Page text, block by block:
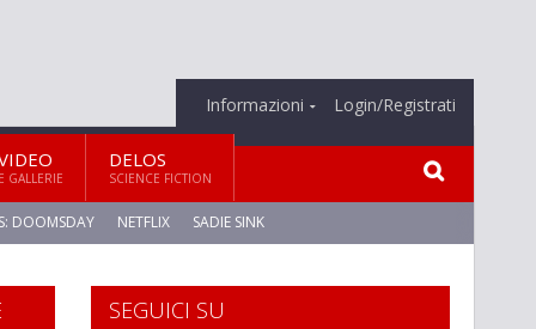
Informazioni Login/Registrati
E GALLERIE
DELOS
SCIENCE FICTION
DOOMSDAY NETFLIX SADIE SINK
SEGUICI SU